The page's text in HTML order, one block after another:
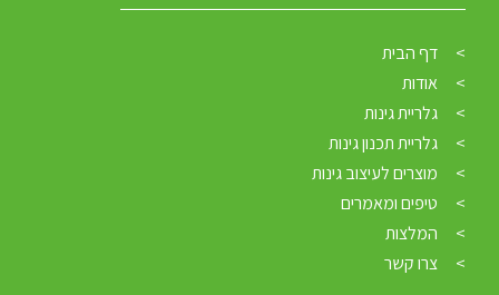
דף הבית
אודות
גלריית גינות
גלריית תכנון גינות
מוצרים לעיצוב גינות
טיפים ומאמרים
המלצות
צרו קשר